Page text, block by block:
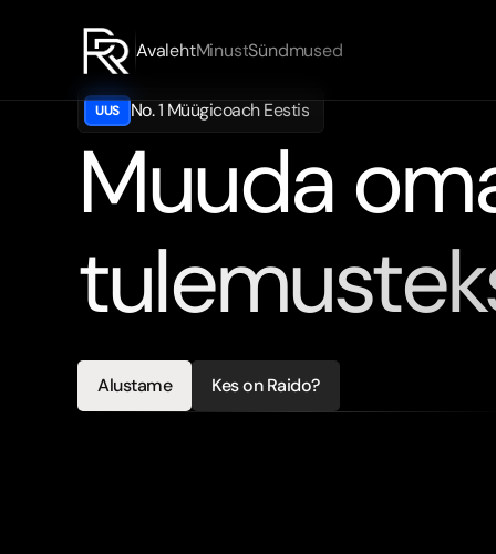
AvalehtMinustSündmused
UUS No. 1 Müügicoach Eestis
Muuda
OlenRaidoRõivas–koolitaja,kes
Alustame
Kes on Raido?